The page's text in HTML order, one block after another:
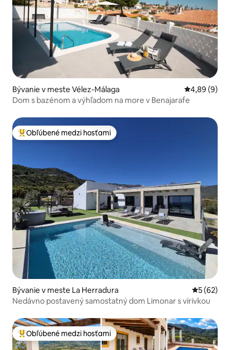
Bývanie v meste Vélez-Málaga Priemerné
4,89 (9)
Dom s bazénom a výhľadom na more v Benajarafe
Najobľúbenejšie medzi hosťami
Obľúbené medzi hosťami
Bývanie v meste La Herradura
5 (62)
Nedávno postavený samostatný dom Limonar s vírivkou
Najobľúbenejšie medzi hosťami
Obľúbené medzi hosťami